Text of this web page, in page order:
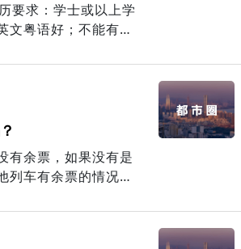
要求：学士或以上学
文粤语好；不能有犯
有余票，如果没有是
列车有余票的情况